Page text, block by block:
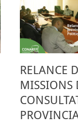
RELANCE
MISSIONS